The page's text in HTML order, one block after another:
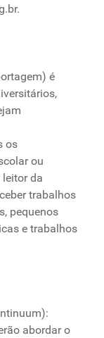
.
é
os
ou
leitor da
trabalhos
pequenos
e trabalhos
abordar o